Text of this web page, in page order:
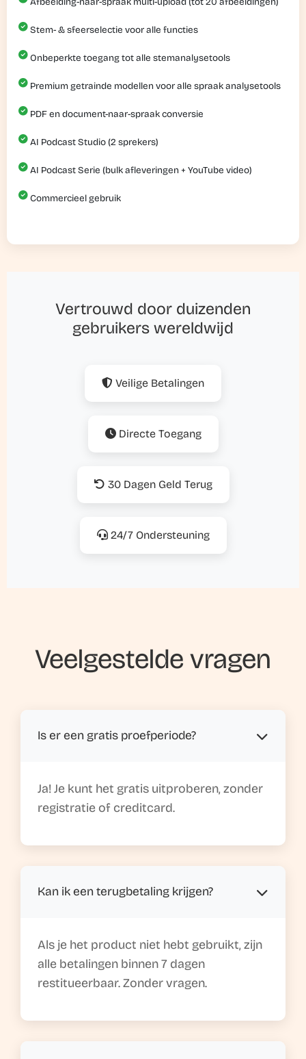
Stem- & sfeerselectie voor alle functies
Onbeperkte toegang tot alle stemanalysetools
Premium getrainde modellen voor alle spraak analysetools
PDF en document-naar-spraak conversie
AI Podcast Studio (2 sprekers)
AI Podcast Serie (bulk afleveringen + YouTube video)
Commercieel gebruik
Vertrouwd door duizenden
gebruikers wereldwijd
Veilige Betalingen
Directe Toegang
30 Dagen Geld Terug
24/7 Ondersteuning
Veelgestelde vragen
Is er een gratis proefperiode?
Ja! Je kunt het gratis uitproberen, zonder
registratie of creditcard.
Kan ik een terugbetaling krijgen?
Als je het product niet hebt gebruikt, zijn
alle betalingen binnen 7 dagen
restitueerbaar. Zonder vragen.